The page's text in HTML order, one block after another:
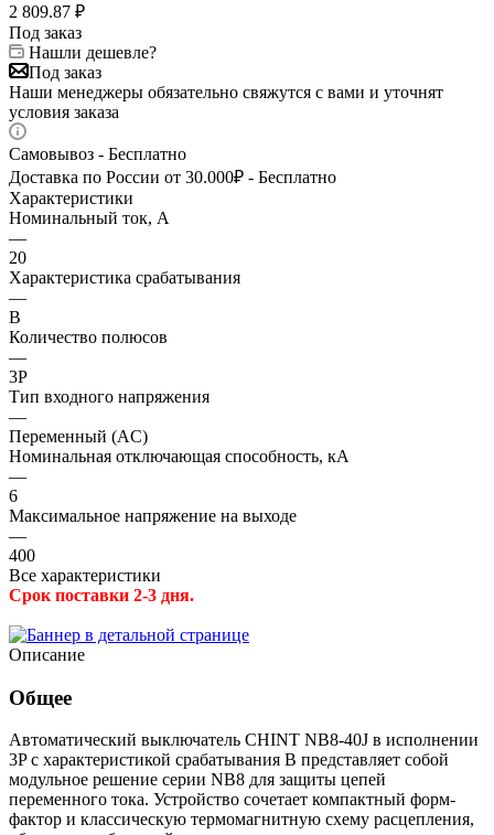
2 809.87 ₽
Под заказ
Нашли дешевле?
Под заказ
Наши менеджеры обязательно свяжутся с вами и уточнят
условия заказа
Самовывоз - Бесплатно
Доставка по России от 30.000₽ - Бесплатно
Характеристики
Номинальный ток, А
—
20
Характеристика срабатывания
—
B
Количество полюсов
—
3P
Тип входного напряжения
—
Переменный (AC)
Номинальная отключающая способность, кА
—
6
Максимальное напряжение на выходе
—
400
Все характеристики
Срок поставки 2-3 дня.
Описание
Общее
Автоматический выключатель CHINT NB8-40J в исполнении
3P с характеристикой срабатывания B представляет собой
модульное решение серии NB8 для защиты цепей
переменного тока. Устройство сочетает компактный форм-
фактор и классическую термомагнитную схему расцепления,